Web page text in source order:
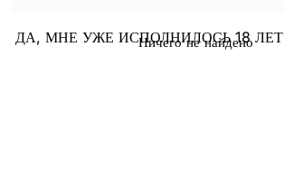
Ничего не найдено
ДА, МНЕ УЖЕ ИСПОЛНИЛОСЬ 18 ЛЕТ